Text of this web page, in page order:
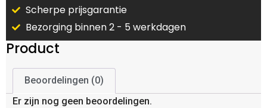
Scherpe prijsgarantie
Bezorging binnen 2 - 5 werkdagen
Product
Beoordelingen (0)
Er zijn nog geen beoordelingen.